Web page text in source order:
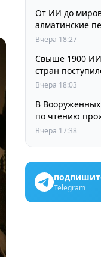
От ИИ до
алматинские
изучении языков
Вчера 18:27
Свыше 1900
стран
Вчера 18:03
В Вооруженных
по чтению
Вчера 17:38
Telegram